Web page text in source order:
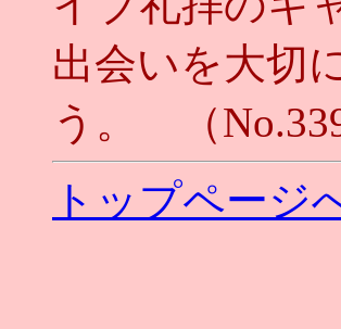
出会いを大切
う。 （No.339
トップページ